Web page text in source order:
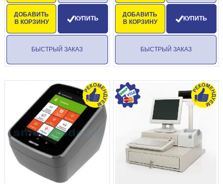
ДОБАВИТЬ
В КОРЗИНУ
КУПИТЬ
БЫСТРЫЙ ЗАКАЗ
ДОБАВИТЬ
В КОРЗИНУ
КУПИТЬ
БЫСТРЫЙ ЗАКАЗ